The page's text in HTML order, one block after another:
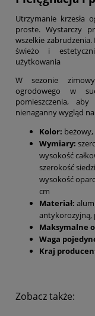
Utrzymanie krzesła
proste. Wystarczy
wszelkie zabrudzenia.
świeżo i
użytkowania
W sezonie
ogrodowego w
pomieszczenia,
nienaganny wygląd na
Kolor:
Wymiary:
wysokość
szerokość
wysokość
cm
Materiał:
antykorozyjną,
Maksymalne
Waga
Kraj
Zobacz także: